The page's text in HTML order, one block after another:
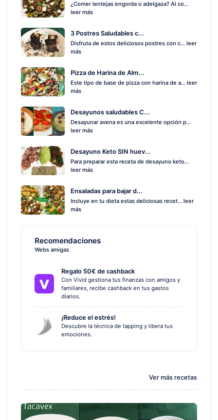
¿Comer lentejas engorda o adelgaza? Al co...
leer más
3 Postres Saludables c...
Disfruta de estos deliciosos postres con c... leer
más
Pizza de Harina de Alm...
Este tipo de base de pizza con harina de a... leer
más
Desayunos saludables C...
Desayunar avena es una excelente opción p...
leer más
Desayuno Keto SIN huev...
Para preparar esta receta de desayuno keto...
leer más
Ensaladas para bajar d...
Incluye en tu dieta estas deliciosas recet... leer
más
Recomendaciones
Webs amigas
Regalo 50€ de cashback
Con Vivid gestiona tus finanzas con amigos y
familiares, recibe cashback en tus gastos
diarios.
¡Reduce el estrés!
Descubre la técnica de tapping y libera tus
emociones.
Ver más recetas